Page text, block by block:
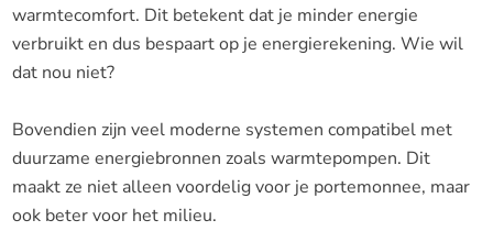
warmtecomfort. Dit betekent dat je minder energie
verbruikt en dus bespaart op je energierekening. Wie wil
dat nou niet?
Bovendien zijn veel moderne systemen compatibel met
duurzame energiebronnen zoals warmtepompen. Dit
maakt ze niet alleen voordelig voor je portemonnee, maar
ook beter voor het milieu.